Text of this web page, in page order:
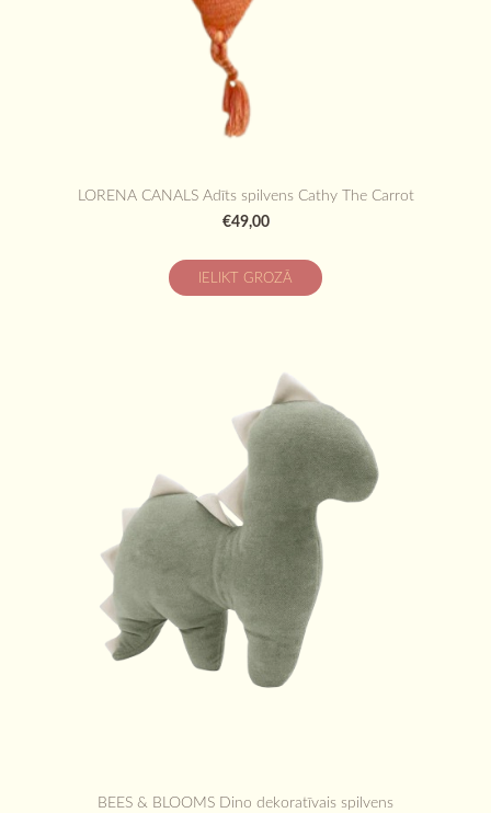
LORENA CANALS Adīts spilvens Cathy The Carrot
€49,00
IELIKT GROZĀ
BEES & BLOOMS Dino dekoratīvais spilvens